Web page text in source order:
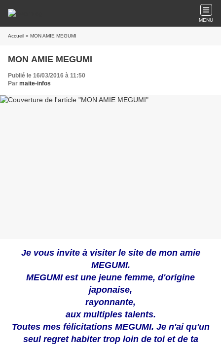
MENU
Accueil » MON AMIE MEGUMI
MON AMIE MEGUMI
Publié le 16/03/2016 à 11:50
Par maite-infos
Je vous invite à visiter le site de mon amie
MEGUMI.
MEGUMI est une jeune femme, d'origine
japonaise,
rayonnante,
aux multiples talents.
Toutes mes félicitations MEGUMI. Je n'ai qu'un
seul regret habiter trop loin de toi et de ta